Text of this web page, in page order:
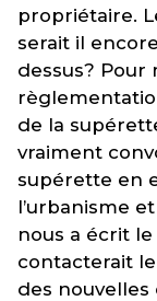
propriétaire.
serait il
dessus? Pour
de la
vraiment
supérette en
l’urbanisme
nous a écrit
contacterait
des nouvelles